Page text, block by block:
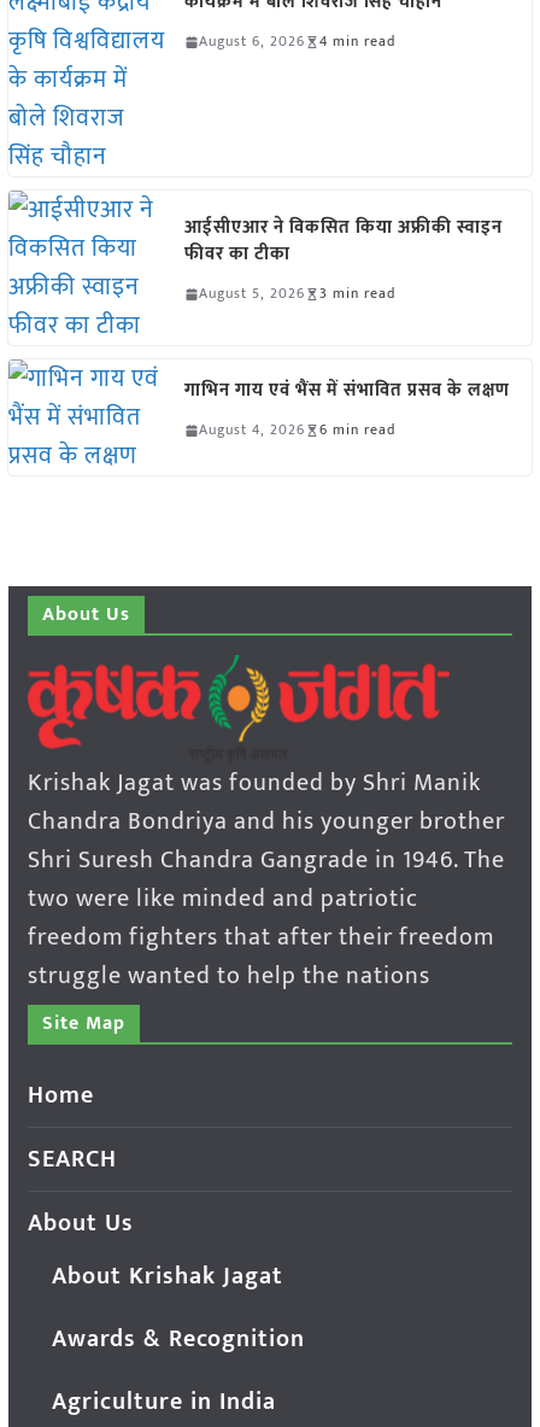
August 6, 2026 4 min read
आईसीएआर ने विकसित किया अफ्रीकी स्वाइन
फीवर का टीका
August 5, 2026 3 min read
गाभिन गाय एवं भैंस में संभावित प्रसव के लक्षण
August 4, 2026 6 min read
About Us
Krishak Jagat was founded by Shri Manik
Chandra Bondriya and his younger brother
Shri Suresh Chandra Gangrade in 1946. The
two were like minded and patriotic
freedom fighters that after their freedom
struggle wanted to help the nations
Site Map
Home
SEARCH
About Us
About Krishak Jagat
Awards & Recognition
Agriculture in India